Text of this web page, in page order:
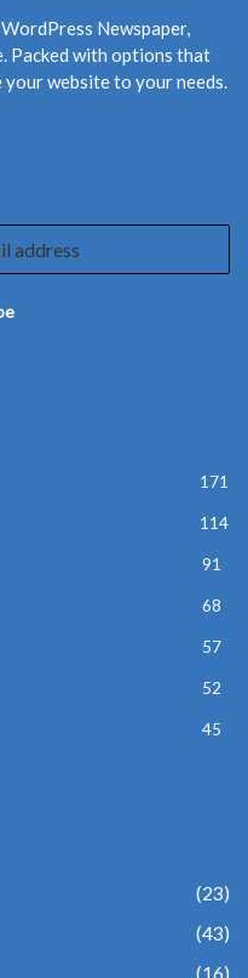
Newspaper,
Packed with options that
website to your needs.
171
114
91
68
57
52
45
(23)
(43)
(16)